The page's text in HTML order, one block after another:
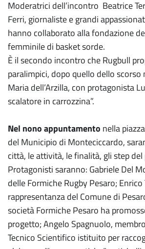
Moderatrici dell’incontro Beatrice
Ferri, giornaliste e grandi
hanno collaborato alla fondazione
femminile di basket sorde.
È il secondo incontro che Rugbull
paralimpici, dopo quello dello scorso
Maria dell’Arzilla, con protagonista
scalatore in carrozzina”.
Nel nono appuntamento nella
del Municipio di Monteciccardo,
città, le attività, le finalità, gli step
Protagonisti saranno: Gabriele Del
delle Formiche Rugby Pesaro;
rappresentanza del Comune di
società Formiche Pesaro ha
progetto; Angelo Spagnuolo,
Tecnico Scientifico istituito per